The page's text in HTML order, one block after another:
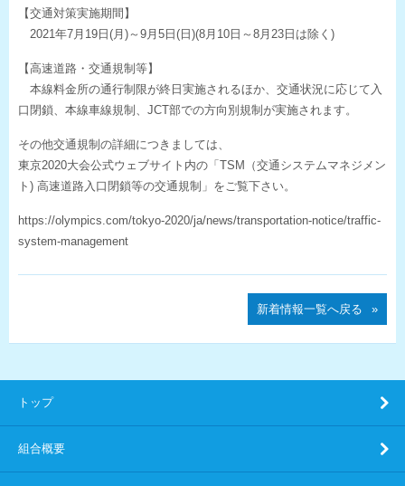
【交通対策実施期間】
2021年7月19日(月)～9月5日(日)(8月10日～8月23日は除く)
【高速道路・交通規制等】
本線料金所の通行制限が終日実施されるほか、交通状況に応じて入
口閉鎖、本線車線規制、JCT部での方向別規制が実施されます。
その他交通規制の詳細につきましては、
東京2020大会公式ウェブサイト内の「TSM（交通システムマネジメン
ト) 高速道路入口閉鎖等の交通規制」をご覧下さい。
https://olympics.com/tokyo-2020/ja/news/transportation-notice/traffic-
system-management
新着情報一覧へ戻る
トップ
組合概要